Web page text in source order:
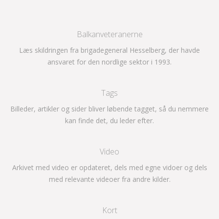
Balkanveteranerne
Læs skildringen fra brigadegeneral Hesselberg, der havde
ansvaret for den nordlige sektor i 1993.
Tags
Billeder, artikler og sider bliver løbende tagget, så du nemmere
kan finde det, du leder efter.
Video
Arkivet med video er opdateret, dels med egne vidoer og dels
med relevante videoer fra andre kilder.
Kort